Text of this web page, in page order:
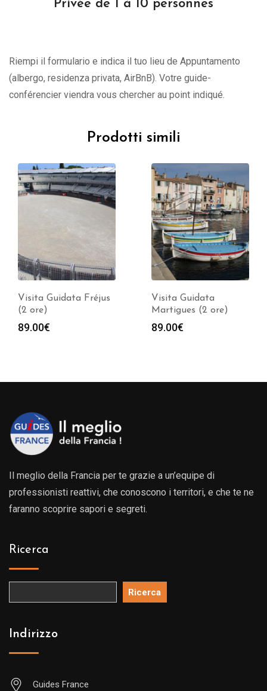
Privée de 1 à 10 personnes
Riempi il formulario e indica il tuo lieu de Appuntamento
(albergo, residenza privata, AirBnB). Votre guide-
conférencier viendra vous chercher au point indiqué.
Prodotti simili
Visita Guidata Fréjus
(2 ore)
89.00€
Visita Guidata
Martigues (2 ore)
89.00€
Il meglio della Francia per te grazie a un’equipe di
professionisti reattivi, che conoscono i territori, e che te ne
faranno scoprire sapori e segreti.
Ricerca
Ricerca
Indirizzo
Guides France